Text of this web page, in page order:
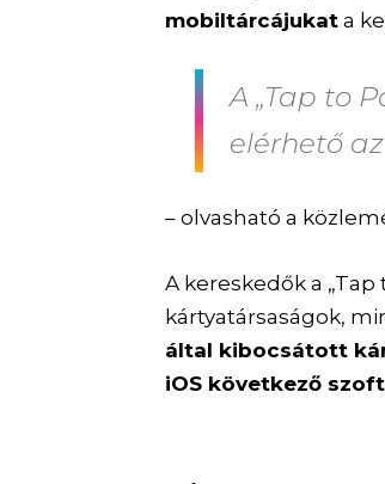
mobiltárcájukat a
A „Tap to
elérhető
– olvasható a
A kereskedők a
kártyatársaságok,
által kibocsátott
iOS következő